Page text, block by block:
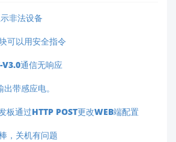
非法设备
可以用安全指令
通信无响应
带感应电。
板通过HTTP POST更改WEB端配置
，关机有问题